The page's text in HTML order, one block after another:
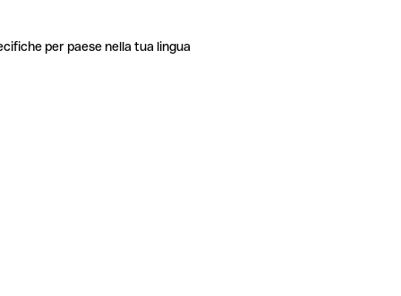
per paese nella tua lingua